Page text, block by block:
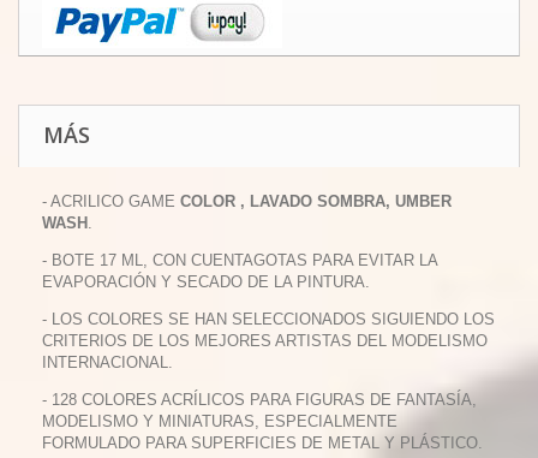
MÁS
- ACRILICO GAME COLOR , LAVADO SOMBRA, UMBER
WASH .
- BOTE 17 ML, CON CUENTAGOTAS PARA EVITAR LA
EVAPORACIÓN Y SECADO DE LA PINTURA.
- LOS COLORES SE HAN SELECCIONADOS SIGUIENDO LOS
CRITERIOS DE LOS MEJORES ARTISTAS DEL MODELISMO
INTERNACIONAL.
- 128 COLORES ACRÍLICOS PARA FIGURAS DE FANTASÍA,
MODELISMO Y MINIATURAS, ESPECIALMENTE
FORMULADO PARA SUPERFICIES DE METAL Y PLÁSTICO.